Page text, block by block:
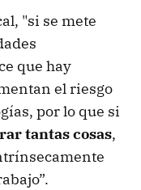
"si se mete
que hay
el riesgo
por lo que si
tantas cosas,